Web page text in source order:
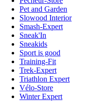
Pet and Garden
Slowood Interior
Smash-Expert
Sneak'In
Sneakids
Sport is good
Training-Fit
Trek-Expert
Triathlon Expert
Vélo-Store
Winter Expert